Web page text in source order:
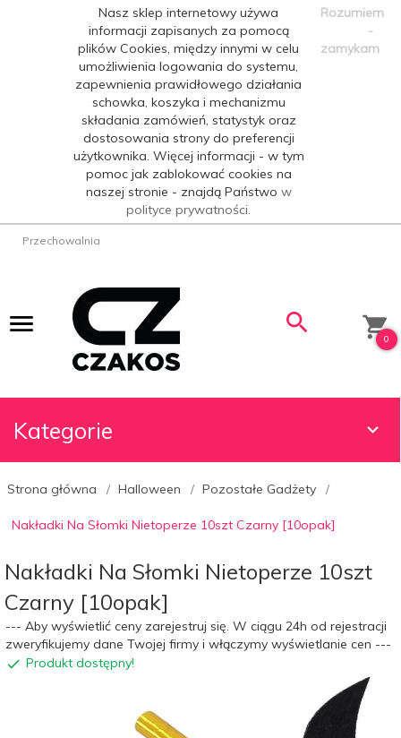
Nasz sklep internetowy używa
informacji zapisanych za pomocą
plików Cookies, między innymi w celu
umożliwienia logowania do systemu,
zapewnienia prawidłowego działania
schowka, koszyka i mechanizmu
składania zamówień, statystyk oraz
dostosowania strony do preferencji
użytkownika. Więcej informacji - w tym
pomoc jak zablokować cookies na
naszej stronie - znajdą Państwo w
polityce prywatności.
Rozumiem
-
zamykam
Przechowalnia
0
Kategorie
Strona główna Halloween Pozostałe Gadżety
Nakładki Na Słomki Nietoperze 10szt Czarny [10opak]
Nakładki Na Słomki Nietoperze 10szt
Czarny [10opak]
--- Aby wyświetlić ceny zarejestruj się. W ciągu 24h od rejestracji
zweryfikujemy dane Twojej firmy i włączymy wyświetlanie cen ---
Produkt dostępny!